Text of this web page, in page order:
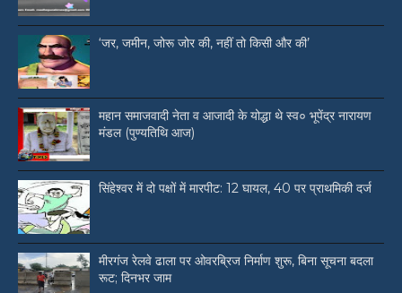
‘जर, जमीन, जोरू जोर की, नहीं तो किसी और की’
महान समाजवादी नेता व आजादी के योद्धा थे स्व० भूपेंद्र नारायण
मंडल (पुण्यतिथि आज)
सिंहेश्वर में दो पक्षों में मारपीट: 12 घायल, 40 पर प्राथमिकी दर्ज
मीरगंज रेलवे ढाला पर ओवरब्रिज निर्माण शुरू, बिना सूचना बदला
रूट; दिनभर जाम